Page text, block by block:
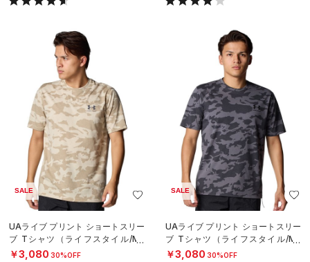
SALE
UAライブ プリント ショートスリー
ブ Tシャツ（ライフスタイル/ME
N）
￥3,080 30%OFF
SALE
UAライブ プリント ショートスリー
ブ Tシャツ（ライフスタイル/ME
N）
￥3,080 30%OFF